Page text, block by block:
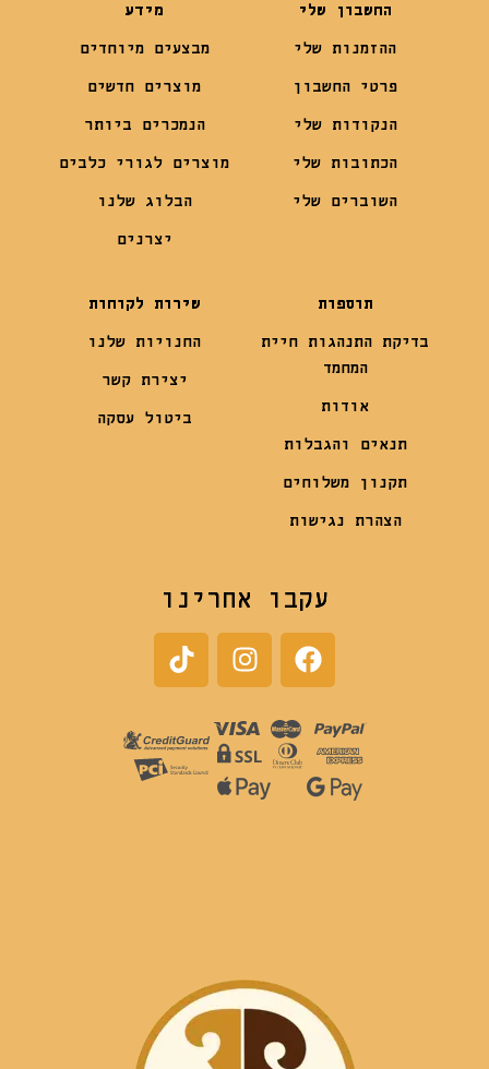
החשבון שלי
ההזמנות שלי
פרטי החשבון
הנקודות שלי
הכתובות שלי
השוברים שלי
מידע
מבצעים מיוחדים
מוצרים חדשים
הנמכרים ביותר
מוצרים לגורי כלבים
הבלוג שלנו
יצרנים
תוספות
בדיקת התנהגות חיית
המחמד
אודות
תנאים והגבלות
תקנון משלוחים
הצהרת נגישות
שירות לקוחות
החנויות שלנו
יצירת קשר
ביטול עסקה
עקבו אחרינו